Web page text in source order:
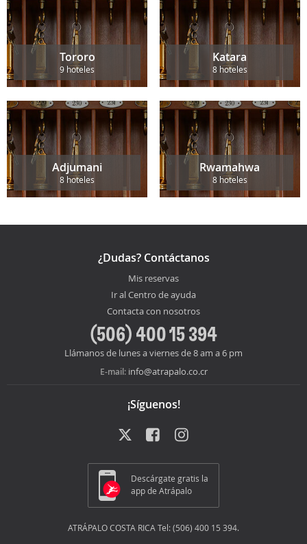
Tororo
9 hoteles
Katara
8 hoteles
Adjumani
8 hoteles
Rwamahwa
8 hoteles
¿Dudas? Contáctanos
Mis reservas
Ir al Centro de ayuda
Contacta con nosotros
(506) 400 15 394
Llámanos de lunes a viernes de 8 am a 6 pm
E-mail: info@atrapalo.co.cr
¡Síguenos!
Descárgate gratis la
app de Atrápalo
ATRÁPALO COSTA RICA Tel: (506) 400 15 394.